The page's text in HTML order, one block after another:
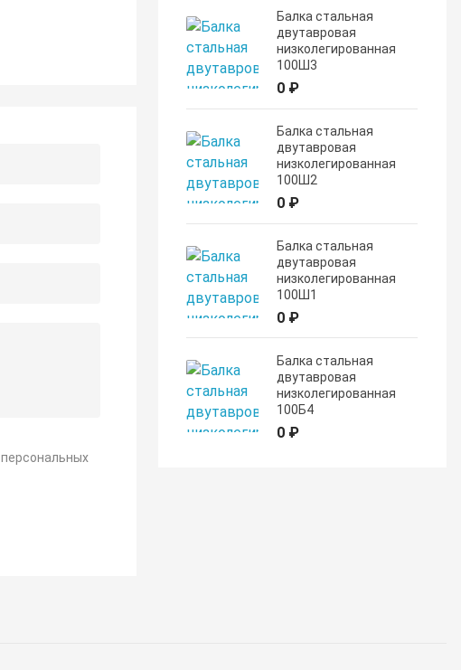
персональных
Балка стальная
двутавровая
низколегированная
100Ш3
0 ₽
Балка стальная
двутавровая
низколегированная
100Ш2
0 ₽
Балка стальная
двутавровая
низколегированная
100Ш1
0 ₽
Балка стальная
двутавровая
низколегированная
100Б4
0 ₽